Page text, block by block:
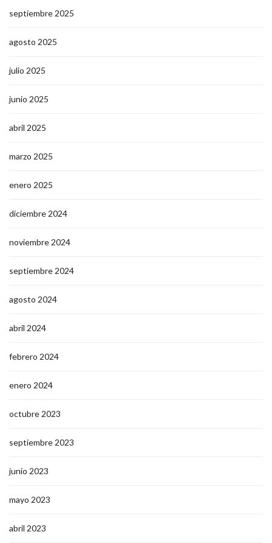
septiembre 2025
agosto 2025
julio 2025
junio 2025
abril 2025
marzo 2025
enero 2025
diciembre 2024
noviembre 2024
septiembre 2024
agosto 2024
abril 2024
febrero 2024
enero 2024
octubre 2023
septiembre 2023
junio 2023
mayo 2023
abril 2023